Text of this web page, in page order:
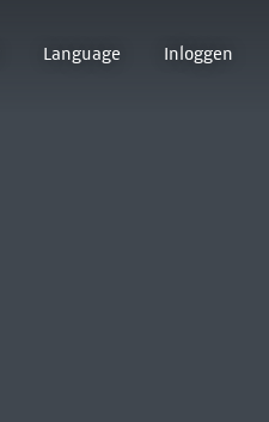
Language Inloggen